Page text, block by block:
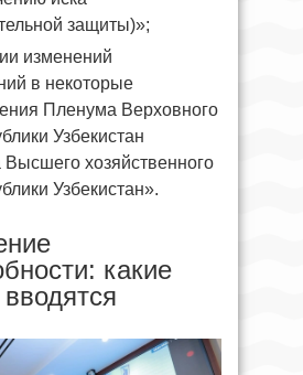
защиты)»;
изменений
в некоторые
Пленума Верховного
Узбекистан
хозяйственного
Узбекистан».
какие